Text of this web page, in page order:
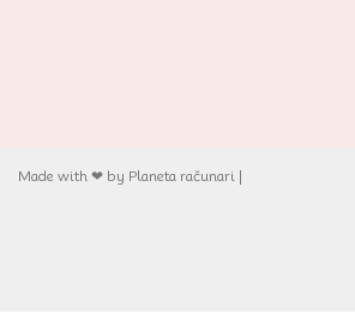
Made with ❤ by Planeta računari |